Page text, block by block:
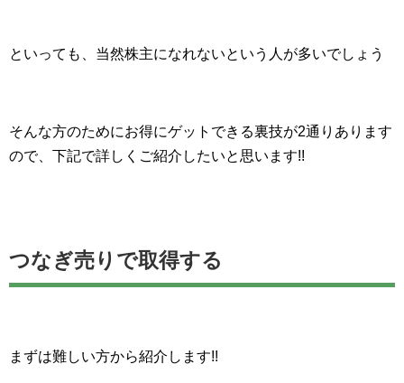
といっても、当然株主になれないという人が多いでしょう
そんな方のためにお得にゲットできる裏技が2通りあります
ので、下記で詳しくご紹介したいと思います!!
つなぎ売りで取得する
まずは難しい方から紹介します!!